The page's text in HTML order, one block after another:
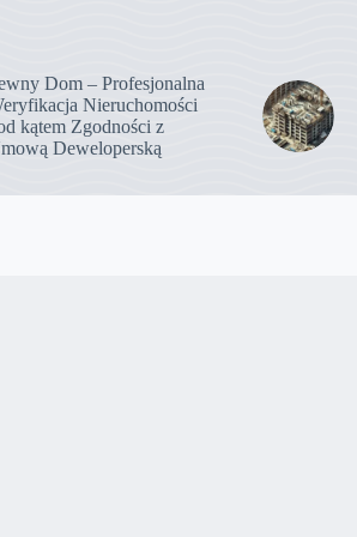
Dom – Profesjonalna
Nieruchomości
kątem Zgodności z
Deweloperską